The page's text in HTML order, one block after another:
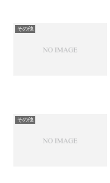
その他
その他